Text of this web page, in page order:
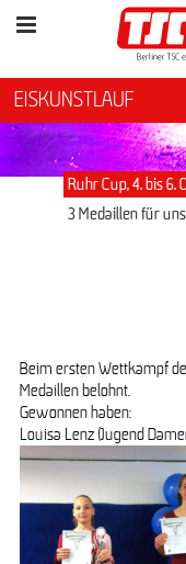
EISKUNSTLAUF
Ruhr Cup, 4. bis 6.
3 Medaillen für
Beim ersten Wettkampf
Medaillen belohnt.
Gewonnen haben:
Louisa Lenz (Jugend